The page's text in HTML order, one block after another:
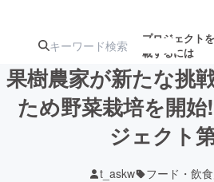
プロジェクト
載するには
注目の新着プロ 募
果樹農家が新たな挑
ため野菜栽培を開始
ジェクト
t_askw フード・飲